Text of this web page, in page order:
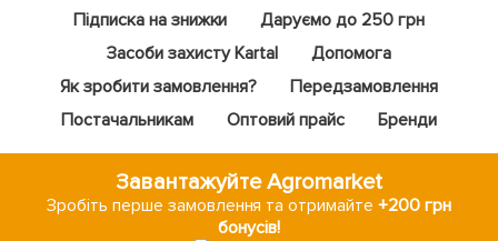
Підписка на знижки
Даруємо до 250 грн
Засоби захисту Kartal
Допомога
Як зробити замовлення?
Передзамовлення
Постачальникам
Оптовий прайс Бренди
Завантажуйте Agromarket
Зробіть перше замовлення та отримайте+200 грн
бонусів!